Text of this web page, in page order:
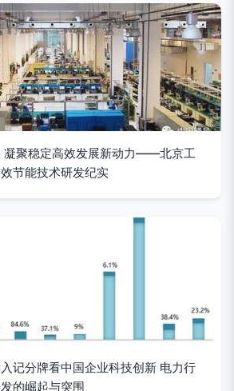
凝聚稳定高效发展新动力——北京工
节能技术研发纪实
记分牌看中国企业科技创新 电力行
的崛起与突围